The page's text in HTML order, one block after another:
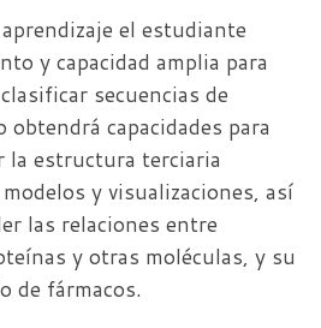
el estudiante
y capacidad amplia para
secuencias de
capacidades para
la estructura terciaria
y visualizaciones, así
las relaciones entre
y otras moléculas, y su
de fármacos.